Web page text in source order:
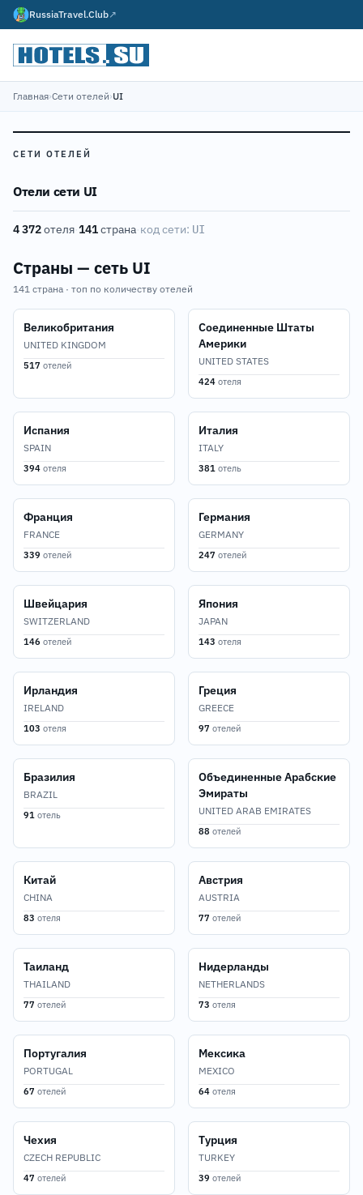
RussiaTravel.Club↗
Главная›Сети отелей›UI
СЕТИ ОТЕЛЕЙ
Отели сети UI
4 372отеля·141страна·код сети: UI
Страны — сеть UI
141 страна · топ по количеству отелей
Великобритания
UNITED KINGDOM
517 отелей
Соединенные Штаты
Америки
UNITED STATES
424 отеля
Испания
SPAIN
394 отеля
Италия
ITALY
381 отель
Франция
FRANCE
339 отелей
Германия
GERMANY
247 отелей
Швейцария
SWITZERLAND
146 отелей
Япония
JAPAN
143 отеля
Ирландия
IRELAND
103 отеля
Греция
GREECE
97 отелей
Бразилия
BRAZIL
91 отель
Объединенные Арабские
Эмираты
UNITED ARAB EMIRATES
88 отелей
Китай
CHINA
83 отеля
Австрия
AUSTRIA
77 отелей
Таиланд
THAILAND
77 отелей
Нидерланды
NETHERLANDS
73 отеля
Португалия
PORTUGAL
67 отелей
Мексика
MEXICO
64 отеля
Чехия
CZECH REPUBLIC
47 отелей
Турция
TURKEY
39 отелей